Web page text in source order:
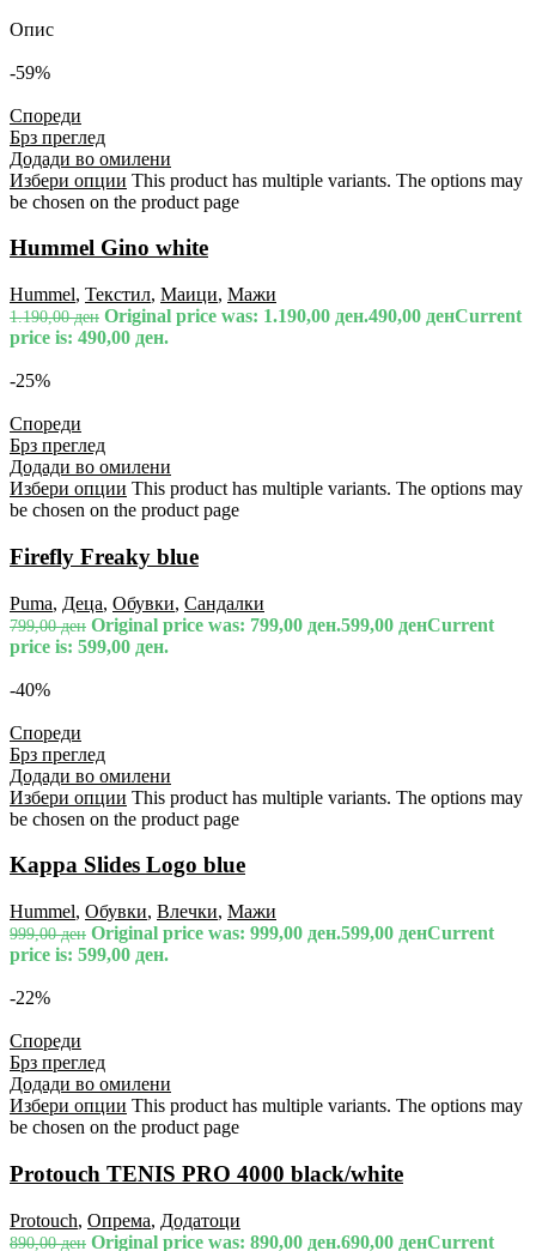
Опис
-59%
Спореди
Брз преглед
Додади во омилени
Избери опции This product has multiple variants. The options may
be chosen on the product page
Hummel Gino white
Hummel, Текстил, Маици, Мажи
1.190,00ден Original price was: 1.190,00 ден.490,00 денCurrent
price is: 490,00 ден.
-25%
Спореди
Брз преглед
Додади во омилени
Избери опции This product has multiple variants. The options may
be chosen on the product page
Firefly Freaky blue
Puma, Деца, Обувки, Сандалки
799,00ден Original price was: 799,00 ден.599,00 денCurrent
price is: 599,00 ден.
-40%
Спореди
Брз преглед
Додади во омилени
Избери опции This product has multiple variants. The options may
be chosen on the product page
Kappa Slides Logo blue
Hummel, Обувки, Влечки, Мажи
999,00ден Original price was: 999,00 ден.599,00 денCurrent
price is: 599,00 ден.
-22%
Спореди
Брз преглед
Додади во омилени
Избери опции This product has multiple variants. The options may
be chosen on the product page
Protouch TENIS PRO 4000 black/white
Protouch, Опрема, Додатоци
890,00ден Original price was: 890,00 ден.690,00 денCurrent